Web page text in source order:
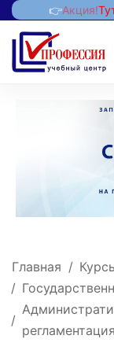
👉Акция!
Главная